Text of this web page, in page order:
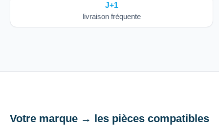
J+1
livraison fréquente
Votre marque → les pièces compatibles